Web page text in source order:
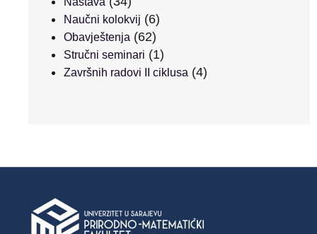
Naučni kolokvij (6)
Obavještenja (62)
Stručni seminari (1)
Završnih radovi II ciklusa (4)